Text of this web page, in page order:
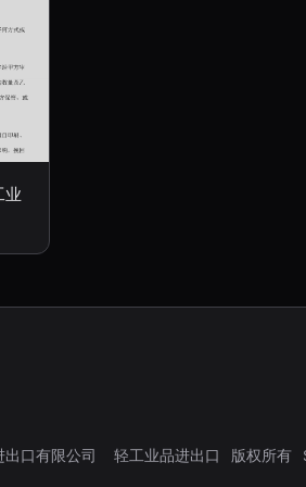
业
口有限公司 轻工业品进出口 版权所有